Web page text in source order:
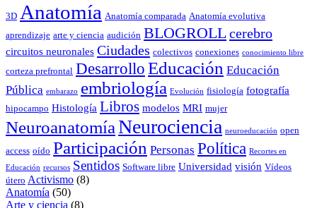
3D Anatomía Anatomía comparada Anatomía evolutiva
aprendizaje arte y ciencia audición BLOGROLLcerebro
circuitos neuronales Ciudades colectivos conexiones conocimiento libre
corteza prefrontal Desarrollo Educación Educación
Pública embarazo embriología Evolución fisiología fotografía
hipocampo Histología Libros modelos MRI mujer
NeuroanatomíaNeurociencia neuroeducación open
access oído Participación Personas Política Recortes en
Educación recursos Sentidos Software libre Universidad visión Vídeos
útero Activismo (8)
Anatomía (50)
Arte y ciencia (8)